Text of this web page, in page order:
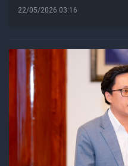
22/05/2026 03:16